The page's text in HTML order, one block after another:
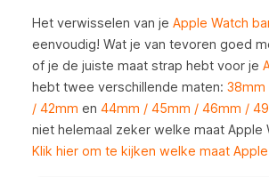
Het verwisselen van je Apple Watch
eenvoudig! Wat je van tevoren goed
of je de juiste maat strap hebt voor je
hebt twee verschillende maten: 38mm
/ 42mm en 44mm / 45mm / 46mm /
niet helemaal zeker welke maat Apple
Klik hier om te kijken welke maat